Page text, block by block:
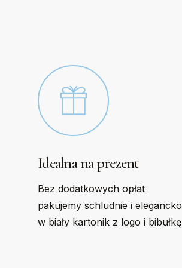
product
page
Idealna na prezent
Bez dodatkowych opłat
pakujemy schludnie i elegancko
w biały kartonik z logo i bibułkę